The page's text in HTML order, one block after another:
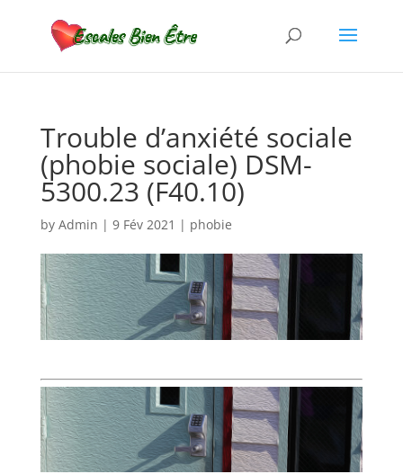
Trouble d’anxiété sociale
(phobie sociale) DSM-
5300.23 (F40.10)
by Admin | 9 Fév 2021 | phobie